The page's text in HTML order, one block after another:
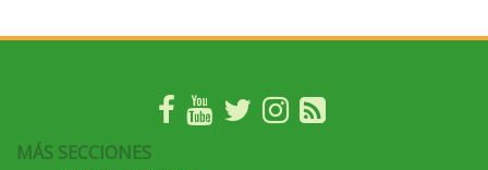
MÁS SECCIONES